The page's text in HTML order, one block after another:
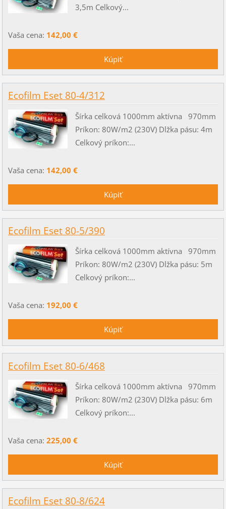
3,5m Celkový...
Vaša cena: 142,00 €
Ecofilm Eset 80-4/312
Šírka celková 1000mm aktívna 970mm
Príkon: 80W/m2 (230V) Dlžka pásu: 4m
Celkový príkon:...
Vaša cena: 142,00 €
Ecofilm Eset 80-5/390
Šírka celková 1000mm aktívna 970mm
Príkon: 80W/m2 (230V) Dlžka pásu: 5m
Celkový príkon:...
Vaša cena: 192,00 €
Ecofilm Eset 80-6/468
Šírka celková 1000mm aktívna 970mm
Príkon: 80W/m2 (230V) Dlžka pásu: 6m
Celkový príkon:...
Vaša cena: 225,00 €
Ecofilm Eset 80-8/624